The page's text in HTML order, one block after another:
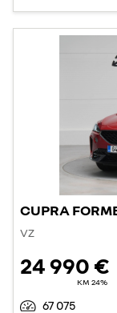
CUPRA
VZ
24 990 €
KM 24%
67 075